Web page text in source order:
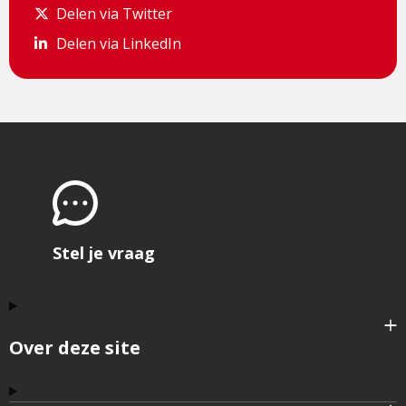
Delen via Twitter
Delen via Twitter
Delen via LinkedIn
Delen via LinkedIn
Over deze site
Stel je vraag